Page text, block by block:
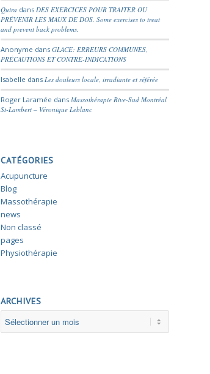
Quira dans DES EXERCICES POUR TRAITER OU
PRÉVENIR LES MAUX DE DOS. Some exercises to treat
and prevent back problems.
Anonyme dansGLACE: ERREURS COMMUNES,
PRÉCAUTIONS ET CONTRE-INDICATIONS
Isabelle dans Les douleurs locale, irradiante et référée
Roger Laramée dansMassothérapie Rive-Sud Montréal
St-Lambert – Véronique Leblanc
CATÉGORIES
Acupuncture
Blog
Massothérapie
news
Non classé
pages
Physiothérapie
ARCHIVES